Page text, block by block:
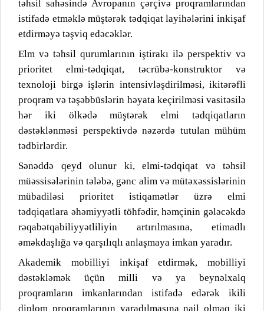
təhsil sahəsində Avropanın çərçivə proqramlarından
istifadə etməklə müştərək tədqiqat layihələrini inkişaf
etdirməyə təşviq edəcəklər.
Elm və təhsil qurumlarının iştirakı ilə perspektiv və
prioritet elmi-tədqiqat, təcrübə-konstruktor və
texnoloji birgə işlərin intensivləşdirilməsi, ikitərəfli
proqram və təşəbbüslərin həyata keçirilməsi vasitəsilə
hər iki ölkədə müştərək elmi tədqiqatların
dəstəklənməsi perspektivdə nəzərdə tutulan mühüm
tədbirlərdir.
Sənəddə qeyd olunur ki, elmi-tədqiqat və təhsil
müəssisələrinin tələbə, gənc alim və mütəxəssislərinin
mübadiləsi prioritet istiqamətlər üzrə elmi
tədqiqatlara əhəmiyyətli töhfədir, həmçinin gələcəkdə
rəqabətqabiliyyətliliyin artırılmasına, etimadlı
əməkdaşlığa və qarşılıqlı anlaşmaya imkan yaradır.
Akademik mobilliyi inkişaf etdirmək, mobilliyi
dəstəkləmək üçün milli və ya beynəlxalq
proqramların imkanlarından istifadə edərək ikili
diplom proqramlarının yaradılmasına nail olmaq iki